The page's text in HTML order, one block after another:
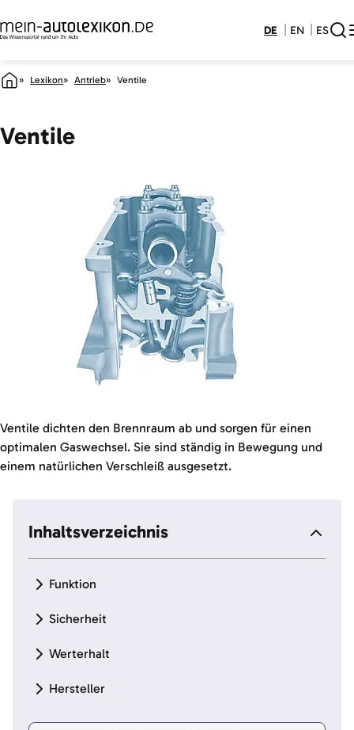
DE EN ES
Lexikon Antrieb Ventile
Ventile
Ventile dichten den Brennraum ab und sorgen für einen
optimalen Gaswechsel. Sie sind ständig in Bewegung und
einem natürlichen Verschleiß ausgesetzt.
Inhaltsverzeichnis
Funktion
Sicherheit
Werterhalt
Hersteller